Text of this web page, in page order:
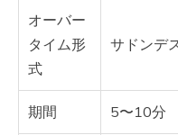
オーバー
タイム形
式
サドンデ
期間 5〜10分